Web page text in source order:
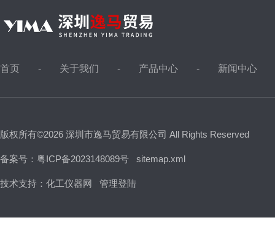
首页 关于我们 产品中心 新闻中心
版权所有©2026 深圳市逸马贸易有限公司 All Rights Reserved
备案号：粤ICP备2023148089号 sitemap.xml
技术支持： 化工仪器网 管理登陆